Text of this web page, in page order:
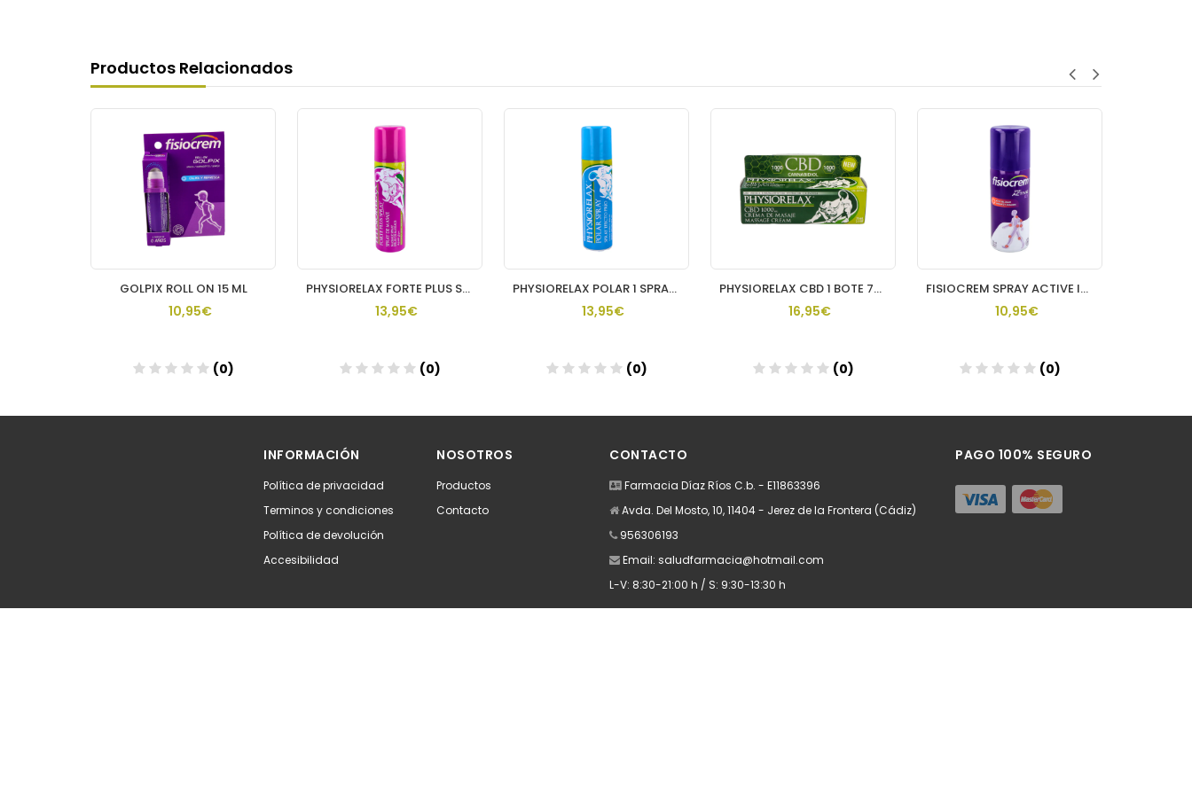
Productos Relacionados
GOLPIX ROLL ON 15 ML
10,95€
(0)
PHYSIORELAX FORTE PLUS SPRAY 1 ENVASE 150 ML
13,95€
(0)
PHYSIORELAX POLAR 1 SPRAY 150 ML
13,95€
(0)
PHYSIORELAX CBD 1 BOTE 75 ML
16,95€
(0)
FISIOCREM SPRAY ACTIVE ICE 150 ML
10,95€
(0)
INFORMACIÓN
Política de privacidad
Terminos y condiciones
Política de devolución
Accesibilidad
NOSOTROS
Productos
Contacto
CONTACTO
Farmacia Díaz Ríos C.b. - E11863396
Avda. Del Mosto, 10, 11404 - Jerez de la Frontera (Cádiz)
956306193
Email: saludfarmacia@hotmail.com
L-V: 8:30-21:00 h / S: 9:30-13:30 h
PAGO 100% SEGURO